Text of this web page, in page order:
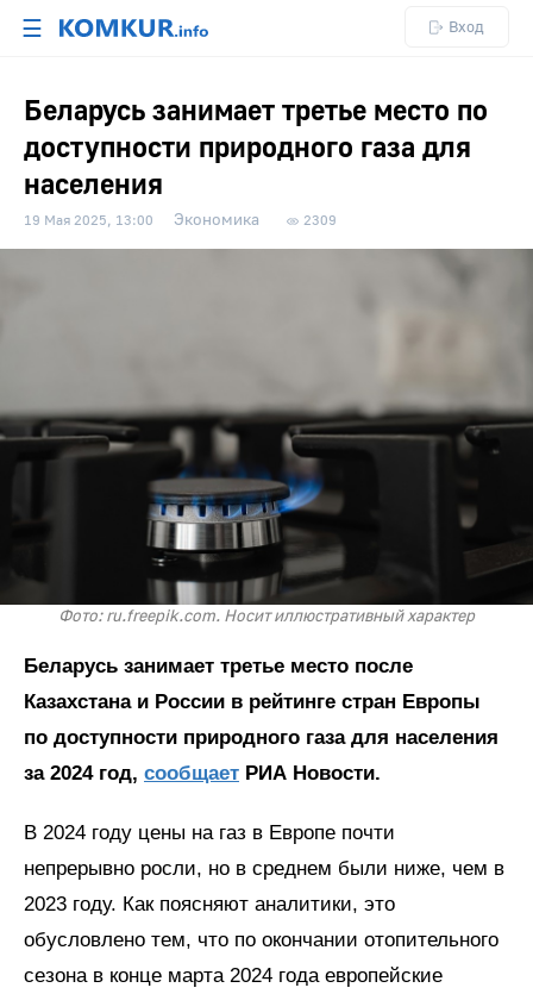
☰ Вход
Беларусь занимает третье место по
доступности природного газа для
населения
19 Мая 2025, 13:00 Экономика 2309
Фото: ru.freepik.com. Носит иллюстративный характер
Беларусь занимает третье место после
Казахстана и России в рейтинге стран Европы
по доступности природного газа для населения
за 2024 год, сообщает РИА Новости.
В 2024 году цены на газ в Европе почти
непрерывно росли, но в среднем были ниже, чем в
2023 году. Как поясняют аналитики, это
обусловлено тем, что по окончании отопительного
сезона в конце марта 2024 года европейские